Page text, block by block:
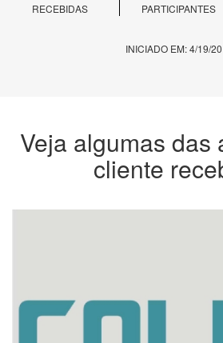
RECEBIDAS
PARTICIPANTES
INICIADO EM: 4/19/
Veja algumas das
cliente